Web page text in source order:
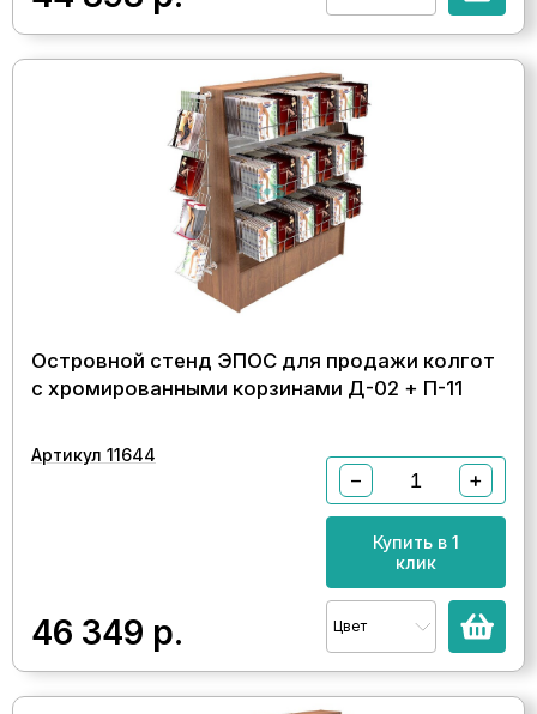
Островной стенд ЭПОС для продажи колгот
с хромированными корзинами Д-02 + П-11
Артикул 11644
46 349 р.
− +
Купить в 1
клик
Цвет